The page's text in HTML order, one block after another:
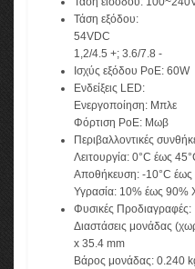
Τάση εξόδου:
54VDC
1,2/4.5 +; 3.6/7.8 -
Ισχύς εξόδου PoE: 60W
Ενδείξεις LED:
Ενεργοποίηση: Μπλε
Φόρτιση PoE: Μωβ
Περιβαλλοντικές
Λειτουργία: 0°C έως
Αποθήκευση: -10°C έως
Υγρασία: 10% έως 90%
Φυσικές Προδιαγραφές:
Διαστάσεις μονάδας
x 35.4 mm
Βάρος μονάδας: 0.240